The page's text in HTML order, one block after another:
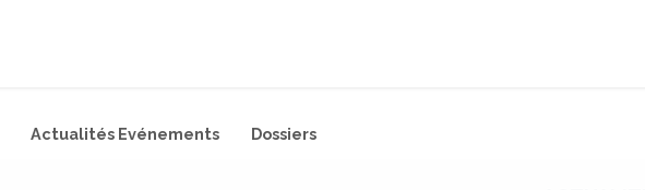
Actualités Evénements Dossiers